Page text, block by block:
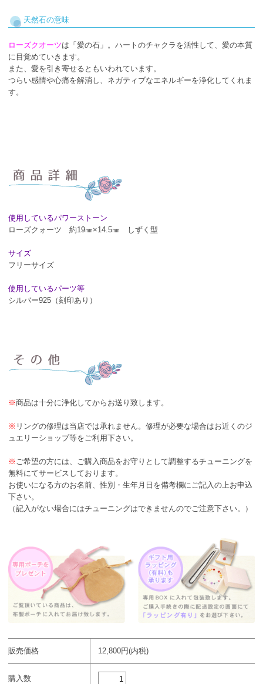
天然石の意味
ローズクオーツは「愛の石」。ハートのチャクラを活性して、愛の本質
に目覚めていきます。
また、愛を引き寄せるともいわれています。
つらい感情や心痛を解消し、ネガティブなエネルギーを浄化してくれま
す。
使用しているパワーストーン
ローズクォーツ 約19㎜×14.5㎜ しずく型
サイズ
フリーサイズ
使用しているパーツ等
シルバー925（刻印あり）
※商品は十分に浄化してからお送り致します。
※ リングの修理は当店では承れません。修理が必要な場合はお近くのジ
ュエリーショップ等をご利用下さい。
※ ご希望の方には、ご購入商品をお守りとして調整するチューニングを
無料にてサービスしております。
お使いになる方のお名前、性別・生年月日を備考欄にご記入の上お申込
下さい。
（記入がない場合にはチューニングはできませんのでご注意下さい。）
販売価格 12,800円(内税)
購入数